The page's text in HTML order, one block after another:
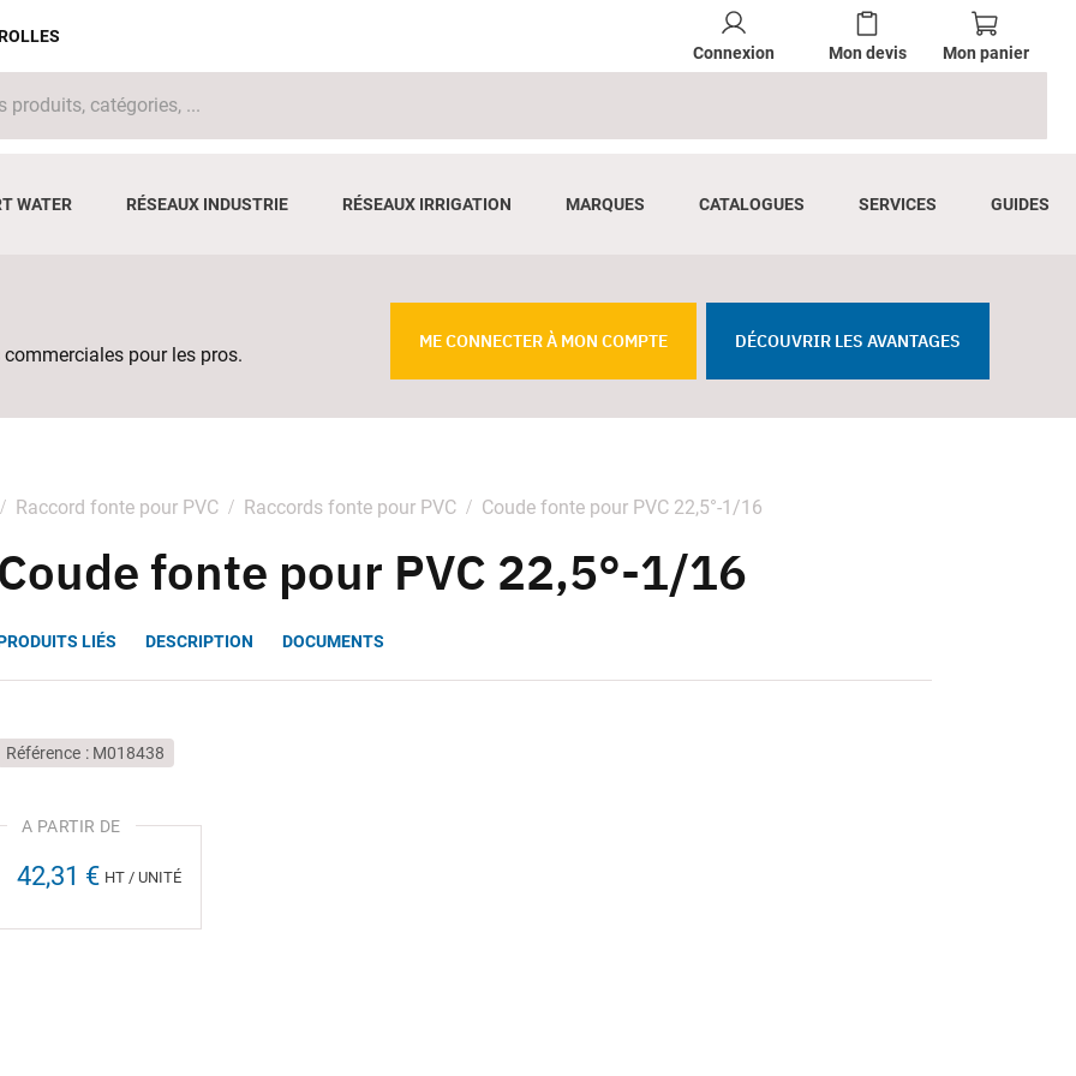
Connexion Mon devis Mon panier
WATER RÉSEAUX INDUSTRIE RÉSEAUX IRRIGATION MARQUES CATALOGUES SERVICES GUIDES
pour les pros.
ME CONNECTER À MON COMPTE DÉCOUVRIR LES AVANTAGES
Raccord fonte pour PVC Raccords fonte pour PVC Coude fonte pour PVC 22,5°-1/16
Coude fonte pour PVC 22,5°-1/16
LIÉS DESCRIPTION DOCUMENTS
Référence M018438
42,31 € HT / UNITÉ